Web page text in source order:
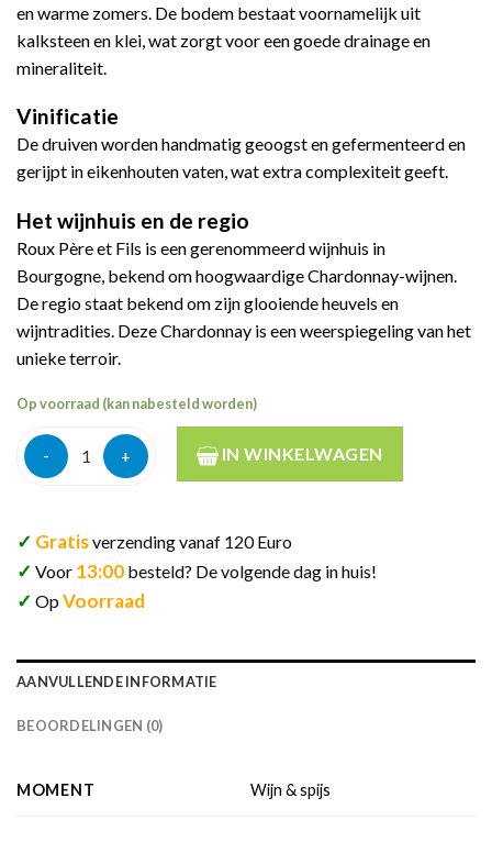
en warme zomers. De bodem bestaat voornamelijk uit
kalksteen en klei, wat zorgt voor een goede drainage en
mineraliteit.
Vinificatie
De druiven worden handmatig geoogst en gefermenteerd en
gerijpt in eikenhouten vaten, wat extra complexiteit geeft.
Het wijnhuis en de regio
Roux Père et Fils is een gerenommeerd wijnhuis in
Bourgogne, bekend om hoogwaardige Chardonnay-wijnen.
De regio staat bekend om zijn glooiende heuvels en
wijntradities. Deze Chardonnay is een weerspiegeling van het
unieke terroir.
Op voorraad (kan nabesteld worden)
Roux père & fils bourgogne chardonnay franse witte wijn
IN WINKELWAGEN
✓ Gratisverzending vanaf 120 Euro
✓ Voor 13:00 besteld? De volgende dag in huis!
✓ OpVoorraad
AANVULLENDE INFORMATIE
BEOORDELINGEN (0)
MOMENT Wijn & spijs